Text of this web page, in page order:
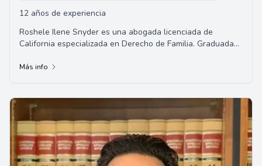
12 años de experiencia
Roshele Ilene Snyder es una abogada licenciada de
California especializada en Derecho de Familia. Graduada
Más info